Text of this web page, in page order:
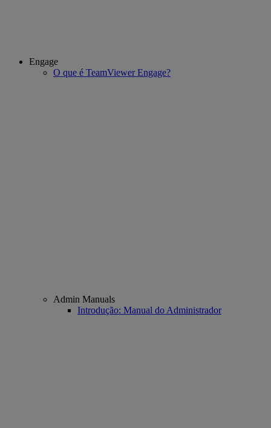
Engage
O que é TeamViewer Engage?
Admin Manuals
Introdução: Manual do Administrador